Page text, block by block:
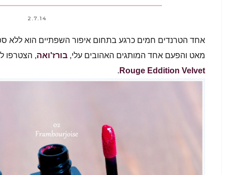
2.7.14
אחד הטרנדים חמים כרגע בתחום איפור השפתיים הוא ללא
מאט והפעם אחד המותגים האהובים עלי, בורז'ואה, הצטרפו
Rouge Eddition Velvet
.